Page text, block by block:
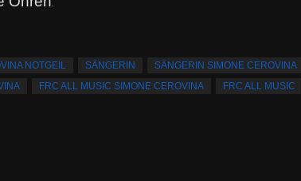
.
NOTGEIL SÄNGERIN SÄNGERIN SIMONE CEROVINA
FRC ALL MUSIC SIMONE CEROVINA FRC ALL MUSIC